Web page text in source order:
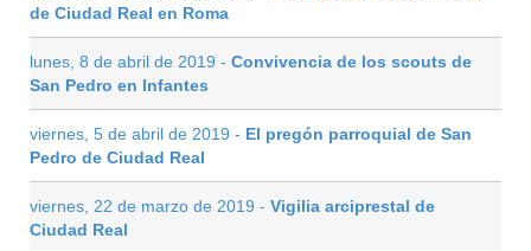
de Ciudad Real en Roma
lunes, 8 de abril de 2019 - Convivencia de los scouts de
San Pedro en Infantes
viernes, 5 de abril de 2019 - El pregón parroquial de San
Pedro de Ciudad Real
viernes, 22 de marzo de 2019 - Vigilia arciprestal de
Ciudad Real